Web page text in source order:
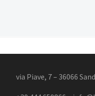
via Piave, 7 – 36066